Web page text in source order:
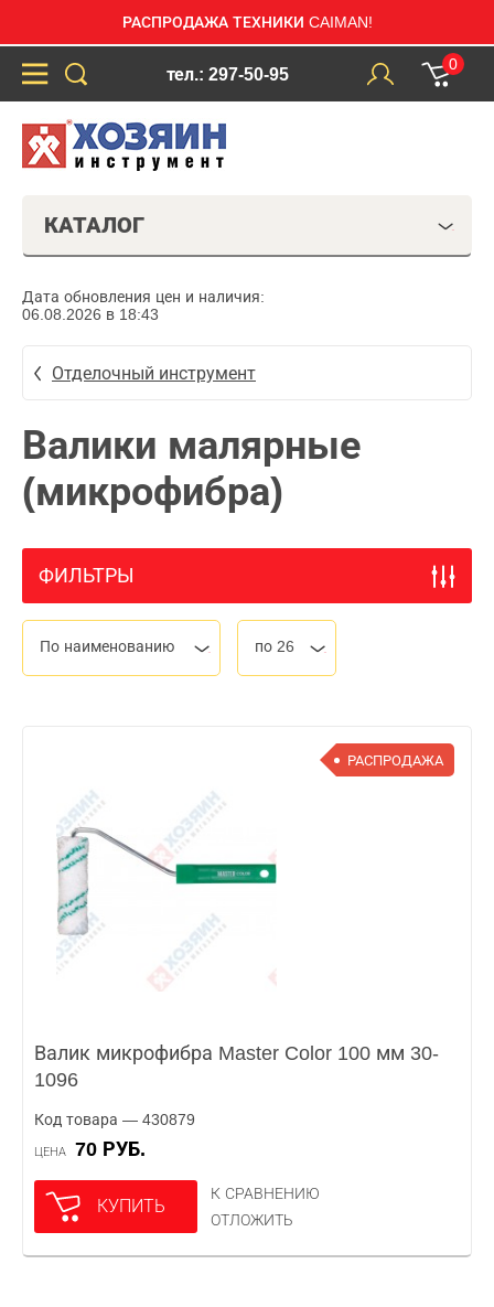
РАСПРОДАЖА ТЕХНИКИ CAIMAN!
тел.: 297-50-95
0
КАТАЛОГ
Дата обновления цен и наличия:
06.08.2026 в 18:43
Отделочный инструмент
Валики малярные
(микрофибра)
ФИЛЬТРЫ
По наименованию по 26
РАСПРОДАЖА
Валик микрофибра Master Color 100 мм 30-
1096
Код товара — 430879
ЦЕНА 70 РУБ.
КУПИТЬ
К СРАВНЕНИЮ
ОТЛОЖИТЬ